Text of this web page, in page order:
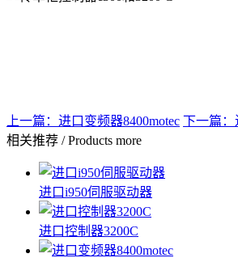
上一篇： 进口变频器8400motec 下一篇：
相关推荐 / Products more
进口i950伺服驱动器
进口控制器3200C